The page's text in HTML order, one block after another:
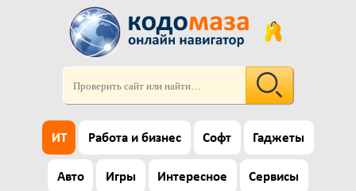
ИТ Работа и бизнес Софт Гаджеты
Авто Игры Интересное Сервисы